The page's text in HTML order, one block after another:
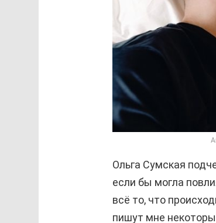
Ольга Сумская
если бы могла
всё то, что
пишут мне